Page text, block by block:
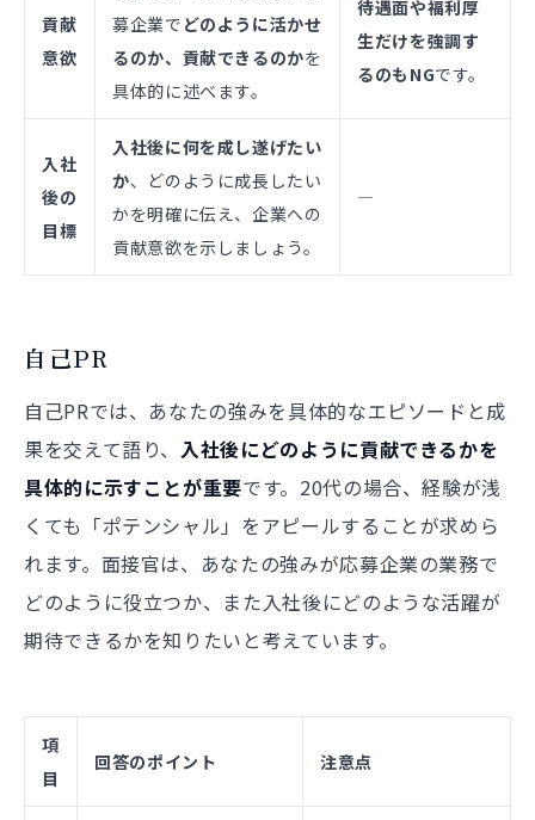
貢献
意欲
募企業で どのように活かせ
るのか、貢献できるのかを
具体的に述べます。
待遇面や福利厚
生だけを強調す
るのもNGです。
入社
後の
目標
入社後に何を成し遂げたい
か、どのように成長したい
かを明確に伝え、企業への
貢献意欲を示しましょう。
―
自己PR
自己PRでは、あなたの強みを具体的なエピソードと成
果を交えて語り、入社後にどのように貢献できるかを
具体的に示すことが重要です。20代の場合、経験が浅
くても「ポテンシャル」をアピールすることが求めら
れます。面接官は、あなたの強みが応募企業の業務で
どのように役立つか、また入社後にどのような活躍が
期待できるかを知りたいと考えています。
項
目
回答のポイント 注意点